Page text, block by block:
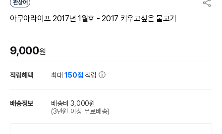
관상어
아쿠아라이프 2017년 1월호 - 2017 키우고싶은 물고기
9,000원
적립혜택 최대150점 적립
배송정보
배송비 3,000원
(3만원 이상 무료배송)